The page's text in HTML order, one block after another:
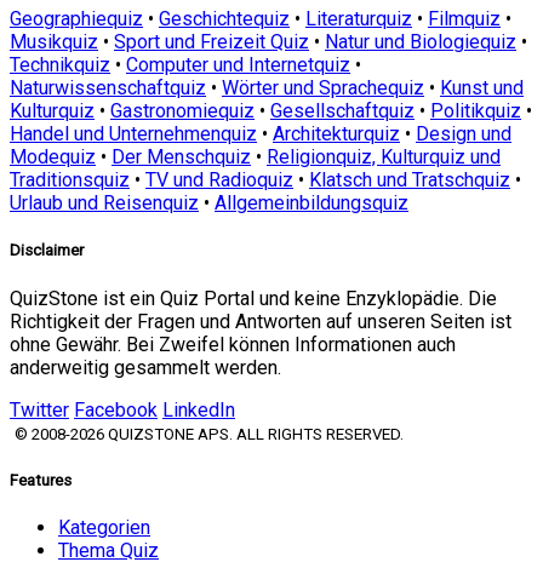
Geographiequiz • Geschichtequiz • Literaturquiz • Filmquiz •
Musikquiz • Sport und Freizeit Quiz • Natur und Biologiequiz •
Technikquiz • Computer und Internetquiz •
Naturwissenschaftquiz • Wörter und Sprachequiz • Kunst und
Kulturquiz • Gastronomiequiz • Gesellschaftquiz • Politikquiz •
Handel und Unternehmenquiz • Architekturquiz • Design und
Modequiz • Der Menschquiz • Religionquiz, Kulturquiz und
Traditionsquiz • TV und Radioquiz • Klatsch und Tratschquiz •
Urlaub und Reisenquiz • Allgemeinbildungsquiz
Disclaimer
QuizStone ist ein Quiz Portal und keine Enzyklopädie. Die
Richtigkeit der Fragen und Antworten auf unseren Seiten ist
ohne Gewähr. Bei Zweifel können Informationen auch
anderweitig gesammelt werden.
Twitter Facebook LinkedIn
© 2008-2026 QUIZSTONE APS. ALL RIGHTS RESERVED.
Features
Kategorien
Thema Quiz